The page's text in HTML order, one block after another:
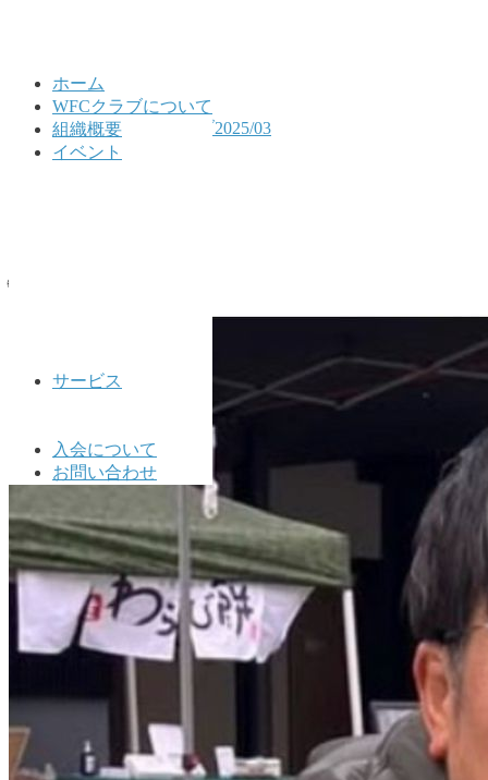
ホーム
WFCクラブについて
組織概要
イベント
サービス
入会について
お問い合わせ
HOME
公式LINEアーカイブ2025/03
2025/03/10